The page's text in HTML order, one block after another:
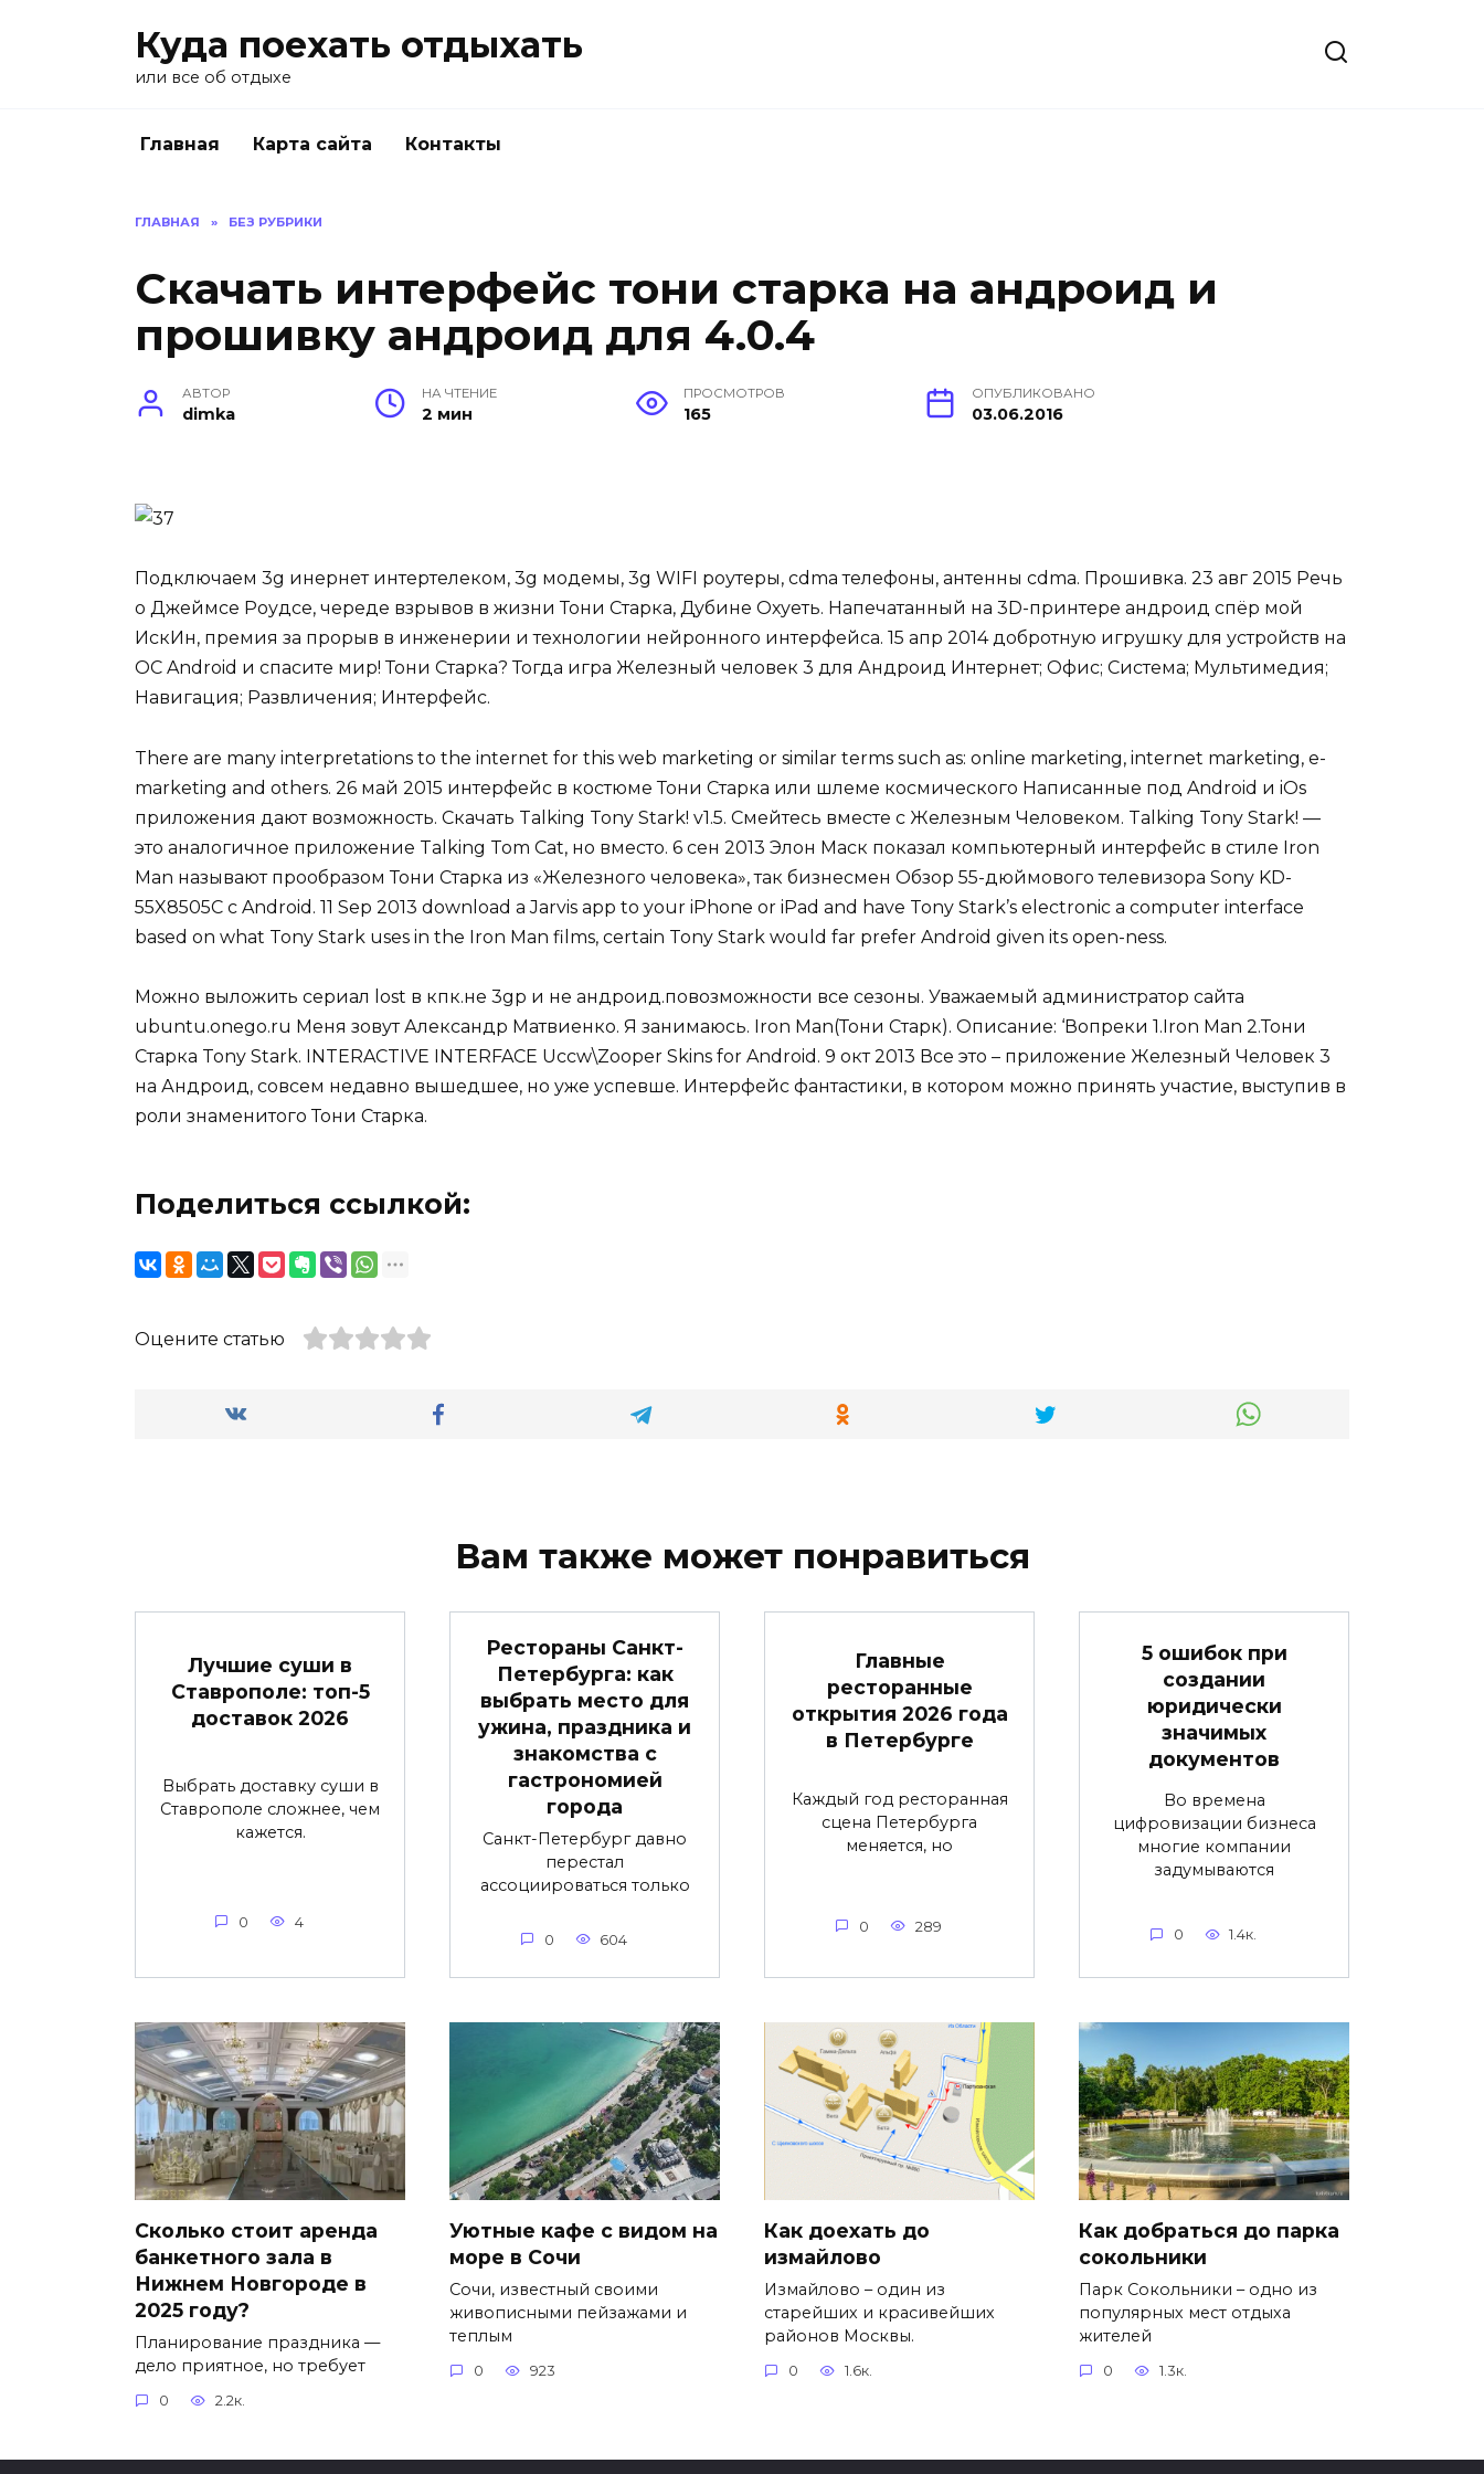
Куда поехать отдыхать
или все об отдыхе
Главная Карта сайта Контакты
ГЛАВНАЯ » БЕЗ РУБРИКИ
Скачать интерфейс тони старка на андроид и
прошивку андроид для 4.0.4
АВТОР
dimka
НА ЧТЕНИЕ
2 мин
ПРОСМОТРОВ
165
ОПУБЛИКОВАНО
03.06.2016
Подключаем 3g инернет интертелеком, 3g модемы, 3g WIFI роутеры, cdma телефоны, антенны cdma. Прошивка. 23 авг 2015 Речь
о Джеймсе Роудсе, череде взрывов в жизни Тони Старка, Дубине Охуеть. Напечатанный на 3D-принтере андроид спёр мой
ИскИн, премия за прорыв в инженерии и технологии нейронного интерфейса. 15 апр 2014 добротную игрушку для устройств на
ОС Android и спасите мир! Тони Старка? Тогда игра Железный человек 3 для Андроид Интернет; Офис; Система; Мультимедия;
Навигация; Развличения; Интерфейс.
There are many interpretations to the internet for this web marketing or similar terms such as: online marketing, internet marketing, e-
marketing and others. 26 май 2015 интерфейс в костюме Тони Старка или шлеме космического Написанные под Android и iOs
приложения дают возможность. Скачать Talking Tony Stark! v1.5. Смейтесь вместе с Железным Человеком. Talking Tony Stark! —
это аналогичное приложение Talking Tom Cat, но вместо. 6 сен 2013 Элон Маск показал компьютерный интерфейс в стиле Iron
Man называют прообразом Тони Старка из «Железного человека», так бизнесмен Обзор 55-дюймового телевизора Sony KD-
55X8505C с Android. 11 Sep 2013 download a Jarvis app to your iPhone or iPad and have Tony Stark’s electronic a computer interface
based on what Tony Stark uses in the Iron Man films, certain Tony Stark would far prefer Android given its open-ness.
Можно выложить сериал lost в кпк.не 3gp и не андроид.повозможности все сезоны. Уважаемый администратор сайта
ubuntu.onego.ru Меня зовут Александр Матвиенко. Я занимаюсь. Iron Man(Тони Старк). Описание: ‘Вопреки 1.Iron Man 2.Тони
Старка Tony Stark. INTERACTIVE INTERFACE Uccw\Zooper Skins for Android. 9 окт 2013 Все это – приложение Железный Человек 3
на Андроид, совсем недавно вышедшее, но уже успевше. Интерфейс фантастики, в котором можно принять участие, выступив в
роли знаменитого Тони Старка.
Поделиться ссылкой:
Оцените статью
Вам также может понравиться
Лучшие суши в
Ставрополе: топ-5
доставок 2026
Выбрать доставку суши в
Ставрополе сложнее, чем
кажется.
0 4
Рестораны Санкт-
Петербурга: как
выбрать место для
ужина, праздника и
знакомства с
гастрономией
города
Санкт-Петербург давно
перестал
ассоциироваться только
0 604
Главные
ресторанные
открытия 2026 года
в Петербурге
Каждый год ресторанная
сцена Петербурга
меняется, но
0 289
5 ошибок при
создании
юридически
значимых
документов
Во времена
цифровизации бизнеса
многие компании
задумываются
0 1.4к.
Сколько стоит аренда
банкетного зала в
Нижнем Новгороде в
2025 году?
Планирование праздника —
дело приятное, но требует
0 2.2к.
Уютные кафе с видом на
море в Сочи
Сочи, известный своими
живописными пейзажами и
теплым
0 923
Как доехать до
измайлово
Измайлово – один из
старейших и красивейших
районов Москвы.
0 1.6к.
Как добраться до парка
сокольники
Парк Сокольники – одно из
популярных мест отдыха
жителей
0 1.3к.